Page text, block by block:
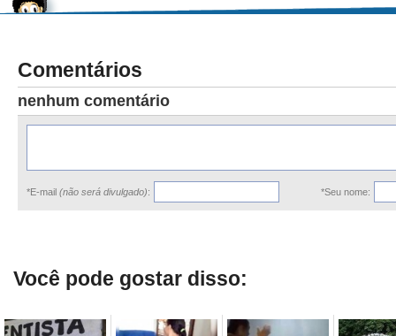
Comentários
nenhum comentário
*E-mail (não será divulgado): *Seu nome:
Você pode gostar disso: